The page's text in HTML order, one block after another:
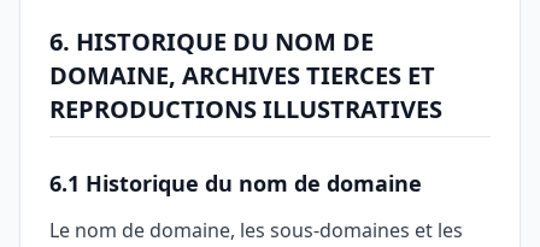
6. HISTORIQUE DU NOM DE
DOMAINE, ARCHIVES TIERCES ET
REPRODUCTIONS ILLUSTRATIVES
6.1 Historique du nom de domaine
Le nom de domaine, les sous-domaines et les